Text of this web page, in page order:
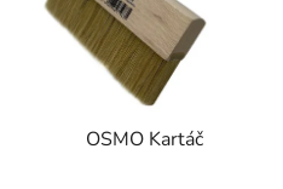
OSMO Kartáč